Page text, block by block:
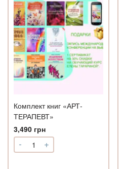
Комплект книг «АРТ-
ТЕРАПЕВТ»
3,490 грн
-
Количество
Комплект
+